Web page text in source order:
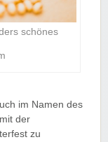
schönes
im Namen des
der
zu